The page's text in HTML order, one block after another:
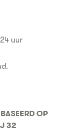
uur
OP
32